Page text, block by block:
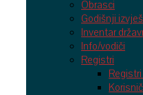
Obrasci
Godišnji
Inventar
Info/vodiči
Registri